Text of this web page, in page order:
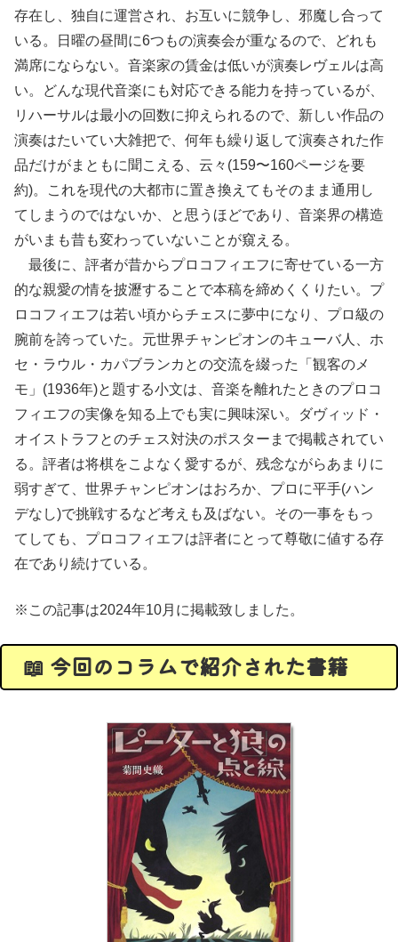
存在し、独自に運営され、お互いに競争し、邪魔し合って
いる。日曜の昼間に6つもの演奏会が重なるので、どれも
満席にならない。音楽家の賃金は低いが演奏レヴェルは高
い。どんな現代音楽にも対応できる能力を持っているが、
リハーサルは最小の回数に抑えられるので、新しい作品の
演奏はたいてい大雑把で、何年も繰り返して演奏された作
品だけがまともに聞こえる、云々(159〜160ページを要
約)。これを現代の大都市に置き換えてもそのまま通用し
てしまうのではないか、と思うほどであり、音楽界の構造
がいまも昔も変わっていないことが窺える。
最後に、評者が昔からプロコフィエフに寄せている一方
的な親愛の情を披瀝することで本稿を締めくくりたい。プ
ロコフィエフは若い頃からチェスに夢中になり、プロ級の
腕前を誇っていた。元世界チャンピオンのキューバ人、ホ
セ・ラウル・カパブランカとの交流を綴った「観客のメ
モ」(1936年)と題する小文は、音楽を離れたときのプロコ
フィエフの実像を知る上でも実に興味深い。ダヴィッド・
オイストラフとのチェス対決のポスターまで掲載されてい
る。評者は将棋をこよなく愛するが、残念ながらあまりに
弱すぎて、世界チャンピオンはおろか、プロに平手(ハン
デなし)で挑戦するなど考えも及ばない。その一事をもっ
てしても、プロコフィエフは評者にとって尊敬に値する存
在であり続けている。
※この記事は2024年10月に掲載致しました。
📖 今回のコラムで紹介された書籍